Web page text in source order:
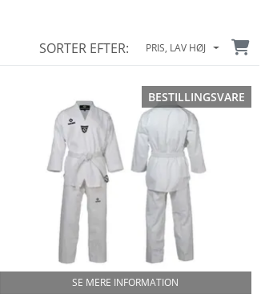
SORTER EFTER: PRIS, LAV HØJ
BESTILLINGSVARE
SE MERE INFORMATION